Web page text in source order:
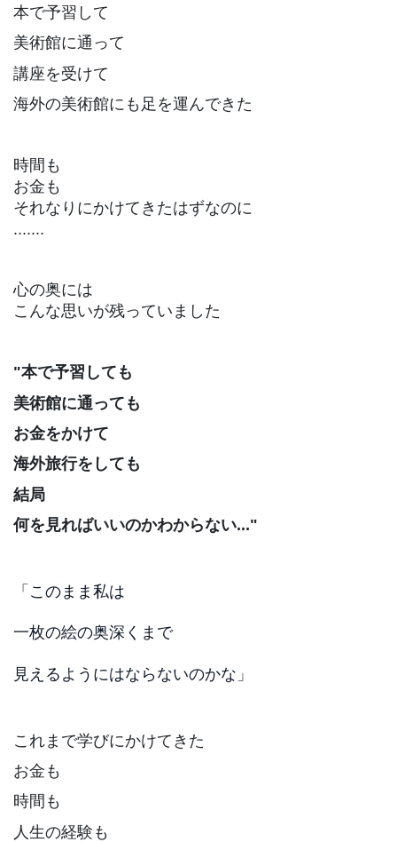
本で予習して
美術館に通って
講座を受けて
海外の美術館にも足を運んできた
時間も
お金も
それなりにかけてきたはずなのに
.......
心の奥には
こんな思いが残っていました
"本で予習しても
美術館に通っても
お金をかけて
海外旅行をしても
結局
何を見ればいいのかわからない..."
「 このまま私は
一枚の絵の奥深くまで
見えるようにはならないのかな 」
これまで学びにかけてきた
お金も
時間も
人生の経験も